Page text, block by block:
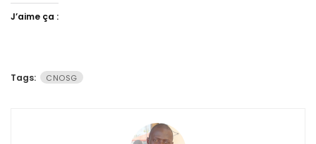
J’aime ça :
Tags: CNOSG